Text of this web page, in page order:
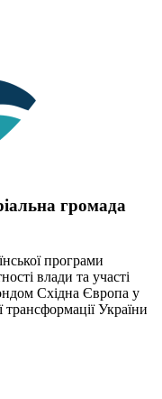
громада
програми
влади та участі
Східна Європа у
трансформації України